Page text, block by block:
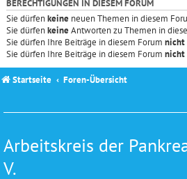
BERECHTIGUNGEN IN DIESEM FORUM
Sie dürfenkeine neuen Themen in diesem
Sie dürfenkeineAntworten zu Themen in
Sie dürfen Ihre Beiträge in diesem Forum nicht
Sie dürfen Ihre Beiträge in diesem Forum nicht
Startseite Foren-Übersicht
Arbeitskreis der
V.